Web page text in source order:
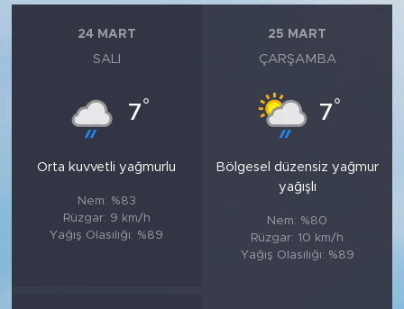
24 MART
SALI
7°
Orta kuvvetli yağmurlu
Nem: %83
Rüzgar: 9 km/h
Yağış Olasılığı: %89
25 MART
ÇARŞAMBA
7°
Bölgesel düzensiz yağmur
yağışlı
Nem: %80
Rüzgar: 10 km/h
Yağış Olasılığı: %89